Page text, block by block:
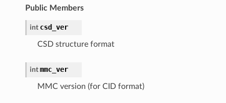
Public Members
int csd_ver
CSD structure format
int mmc_ver
MMC version (for CID format)